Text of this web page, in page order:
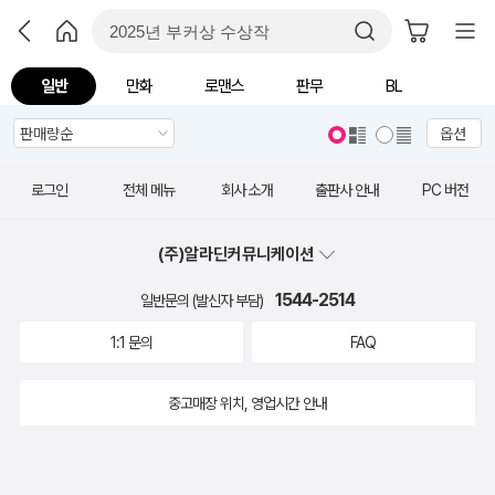
일반 만화 로맨스 판무 BL
옵션
로그인 전체 메뉴 회사 소개 출판사 안내 PC 버전
(주)알라딘커뮤니케이션
일반문의 (발신자 부담) 1544-2514
1:1 문의 FAQ
중고매장 위치, 영업시간 안내